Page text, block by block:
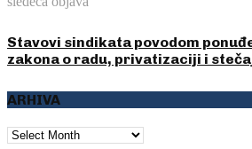
Stavovi sindikata povodom
zakona o radu, privatizaciji i
ARHIVA
ARHIVA